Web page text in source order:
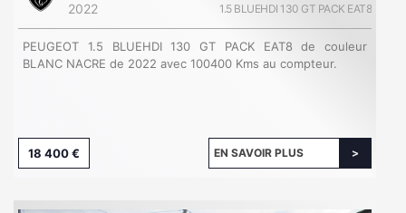
2022
1.5 BLUEHDI 130 GT PACK EAT8
PEUGEOT 1.5 BLUEHDI 130 GT PACK EAT8 de couleur
BLANC NACRE de 2022 avec 100400 Kms au compteur.
18 400 € EN SAVOIR PLUS